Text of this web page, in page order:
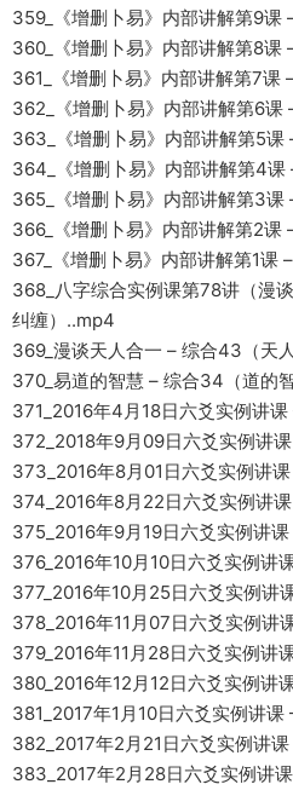
359_《增删卜易》内部讲解第9课
360_《增删卜易》内部讲解第8课
361_《增删卜易》内部讲解第7课
362_《增删卜易》内部讲解第6课
363_《增删卜易》内部讲解第5课
364_《增删卜易》内部讲解第4课
365_《增删卜易》内部讲解第3课
366_《增删卜易》内部讲解第2课
367_《增删卜易》内部讲解第1课
368_八字综合实例课第78讲（漫
纠缠）..mp4
369_漫谈天人合一 – 综合43（天
370_易道的智慧 – 综合34（道的
371_2016年4月18日六爻实例讲
372_2018年9月09日六爻实例讲
373_2016年8月01日六爻实例讲
374_2016年8月22日六爻实例讲
375_2016年9月19日六爻实例讲
376_2016年10月10日六爻实例讲
377_2016年10月25日六爻实例讲
378_2016年11月07日六爻实例讲
379_2016年11月28日六爻实例讲
380_2016年12月12日六爻实例讲
381_2017年1月10日六爻实例讲
382_2017年2月21日六爻实例讲
383_2017年2月28日六爻实例讲